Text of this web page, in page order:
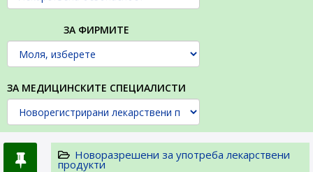
ЗА ФИРМИТЕ
ЗА МЕДИЦИНСКИТЕ СПЕЦИАЛИСТИ
Новоразрешени за употреба лекарствени
продукти